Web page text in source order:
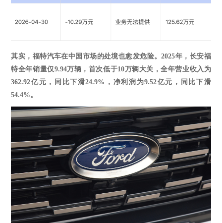
其实，福特汽车在中国市场的处境也愈发危险。2025年，长安福
特全年销量仅9.94万辆，首次低于10万辆大关，全年营业收入为
362.92亿元，同比下滑24.9% ，净利润为9.52亿元，同比下滑
54.4%。